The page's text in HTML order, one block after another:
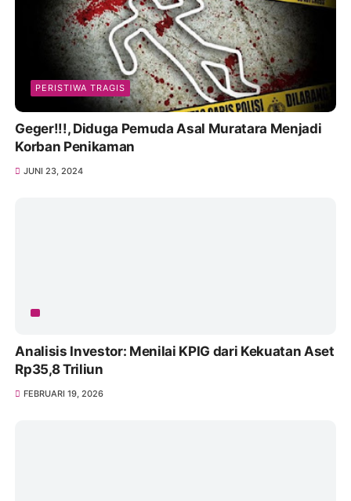
PERISTIWA TRAGIS
Geger!!!, Diduga Pemuda Asal Muratara Menjadi
Korban Penikaman
JUNI 23, 2024
Analisis Investor: Menilai KPIG dari Kekuatan Aset
Rp35,8 Triliun
FEBRUARI 19, 2026